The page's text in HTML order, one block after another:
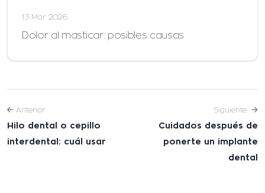
13 Mar 2026
Dolor al masticar: posibles causas
Anterior
Hilo dental o cepillo
interdental: cuál usar
Siguiente
Cuidados después de
ponerte un implante
dental